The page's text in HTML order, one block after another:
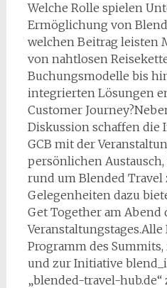
Welche Rolle spielen
Ermöglichung von
welchen Beitrag leisten
von nahtlosen
Buchungsmodelle bis
integrierten Lösungen
Customer
Diskussion schaffen die
GCB mit der
persönlichen
rund um Blended Travel
Gelegenheiten dazu
Get Together am Abend
Programm des
und zur Initiative
„blended-travel-